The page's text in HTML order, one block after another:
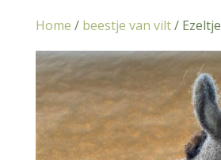
Home / beestje van vilt/ Ezeltje